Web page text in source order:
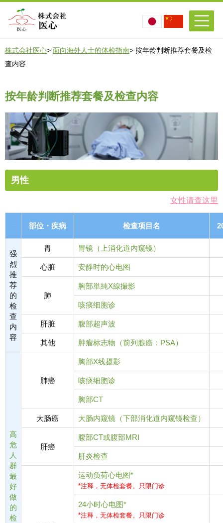
株式会社医心> 面向海外人士的体检指南> 按年龄判断推荐套餐及检
查内容
按年龄判断推荐套餐及检查内容
男性
女性请查这里
部位・疾病 检查项目名
强
烈
推
荐
的
检
查
内
容
胃 胃镜（上消化道内窥镜）
心脏 安静时的心电图
肺
胸部単純X線撮影
咳痰细胞诊
肝脏 腹部超声波
其他 肿瘤标志物（前列腺癌：PSA）
高
危
人
群
最
好
做
的
检
肺癌
胸部X线摄影
咳痰细胞诊
胸部CT
大肠癌 大肠内窥镜（下部消化道内窥镜检查）
肝癌
腹部CT或腹部MRI
肝炎检查
运动负荷心电图*
*注释，无体检套餐。只限门诊
24小时心电图*
*注释，无体检套餐。只限门诊